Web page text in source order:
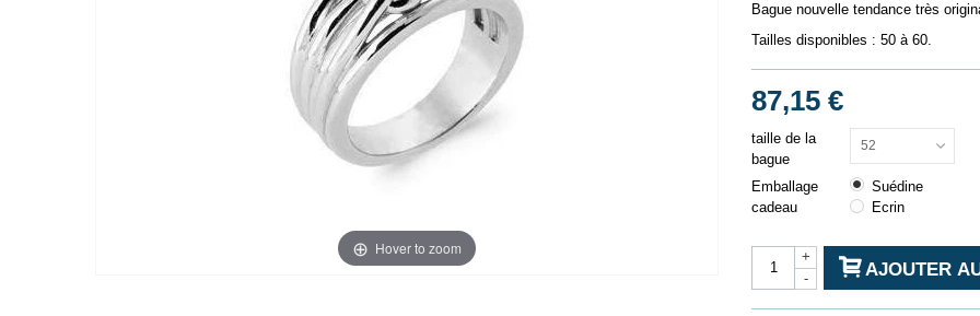
Hover to zoom
Bague nouvelle tendance très
Tailles disponibles : 50 à 60.
87,15 €
taille de la
bague
52
Emballage
cadeau
Suédine
Ecrin
-
+
AJOUTER